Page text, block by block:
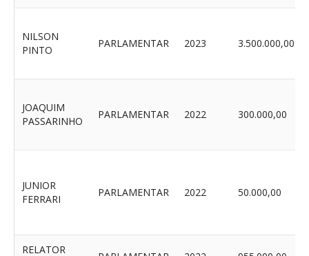
NILSON
PINTO
PARLAMENTAR 2023 3.500.000,00
JOAQUIM
PASSARINHO
PARLAMENTAR 2022 300.000,00
JUNIOR
FERRARI
PARLAMENTAR 2022 50.000,00
RELATOR